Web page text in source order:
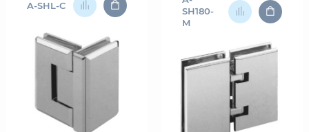
A-SHL-C
SH180-
M